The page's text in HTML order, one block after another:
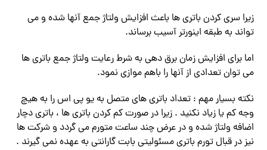
زیرا سری کردن باتری ها باعث افزایش ولتاژ جمع آنها شده و می
تواند به طبقه اینورتر آسیب برساند.
اما برای افزایش زمان برق دهی به شرط رعایت ولتاژ جمع باتری ها
می توان تعدادی از آنها را باهم موازی نمود.
نکته بسیار مهم : تعداد باتری های متصل به یو پی اس را به هیچ
وجه کم یا زیاد نکنید . زیرا در صورت کم کردن باتری ها ، باتری دچار
اضافه ولتاژ شده و در عرض چند ساعت متورم می گردد و شرکت ها
نیز در قبال تورم باتری مسئولیتی بابت گارانتی به عهده نمی گیرند .